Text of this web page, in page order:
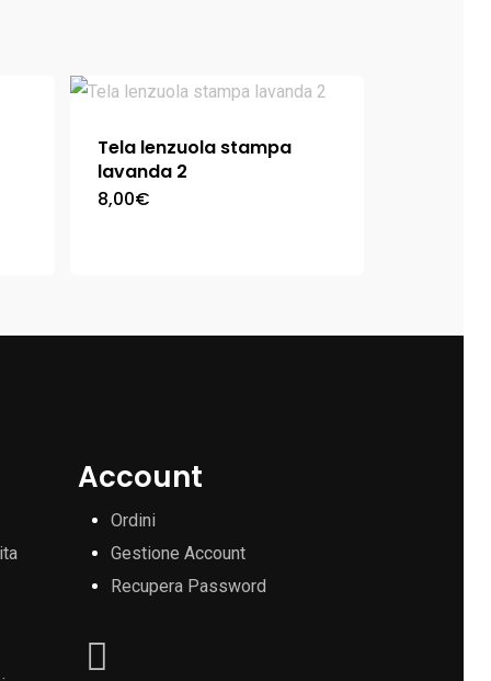
Tela lenzuola stampa
lavanda 2
8,00€
Account
Ordini
Gestione Account
Recupera Password